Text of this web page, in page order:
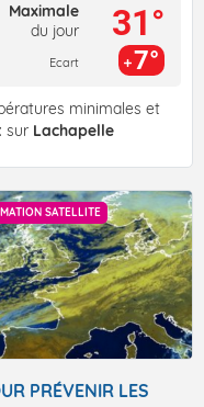
Maximale
du jour
Ecart
31°
7°
minimales et
sur Lachapelle
SATELLITE
PRÉVENIR LES